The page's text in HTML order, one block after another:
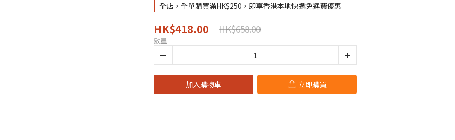
全店，全單購買滿HK$250，即享香港本地快遞免運費優惠
HK$418.00 HK$658.00
數量
加入購物車 立即購買